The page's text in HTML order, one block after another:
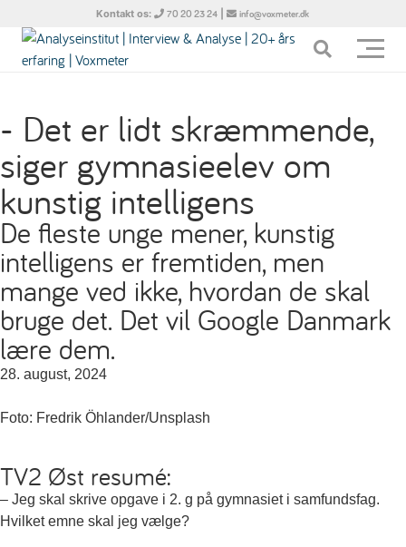
Kontakt os: 70 20 23 24 | info@voxmeter.dk
- Det er lidt skræmmende,
siger gymnasieelev om
kunstig intelligens
De fleste unge mener, kunstig
intelligens er fremtiden, men
mange ved ikke, hvordan de skal
bruge det. Det vil Google Danmark
lære dem.
28. august, 2024
Foto: Fredrik Öhlander/Unsplash
TV2 Øst resumé:
– Jeg skal skrive opgave i 2. g på gymnasiet i samfundsfag.
Hvilket emne skal jeg vælge?